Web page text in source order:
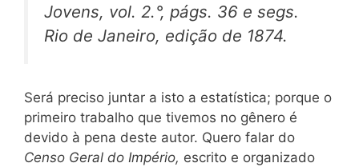
Jovens, vol. 2.°, págs. 36 e segs.
Rio de Janeiro, edição de 1874.
Será preciso juntar a isto a estatística; porque o
primeiro trabalho que tivemos no gênero é
devido à pena deste autor. Quero falar do
Censo Geral do Império, escrito e organizado